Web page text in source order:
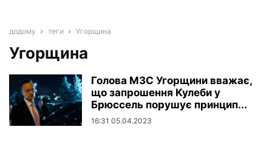
додому теги Угорщина
Угорщина
Голова МЗС Угорщини вважає,
що запрошення Кулеби у
Брюссель порушує принцип...
16:31 05.04.2023